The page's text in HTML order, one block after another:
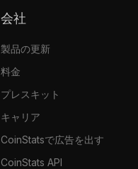
会社
製品の更新
料金
プレスキット
キャリア
CoinStatsで広告を出す
CoinStats API